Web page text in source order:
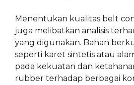
Menentukan kualitas belt
juga melibatkan analisis
yang digunakan. Bahan
seperti karet sintetis atau
pada kekuatan dan
rubber terhadap berbagai